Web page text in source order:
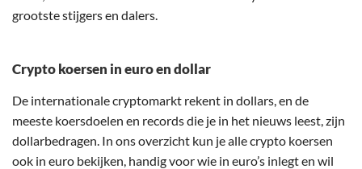
grootste stijgers en dalers.
Crypto koersen in euro en dollar
De internationale cryptomarkt rekent in dollars, en de
meeste koersdoelen en records die je in het nieuws leest, zijn
dollarbedragen. In ons overzicht kun je alle crypto koersen
ook in euro bekijken, handig voor wie in euro’s inlegt en wil